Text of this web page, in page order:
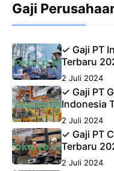
Gaji
✓ Gaji PT
Terbaru
2 Juli 2024
✓ Gaji PT
Indonesia
2 Juli 2024
✓ Gaji PT
Terbaru
2 Juli 2024